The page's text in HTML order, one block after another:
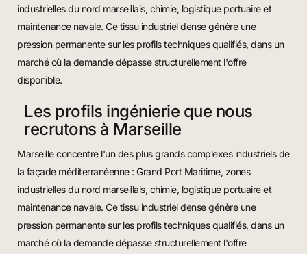
industrielles du nord marseillais, chimie, logistique portuaire et
maintenance navale. Ce tissu industriel dense génère une
pression permanente sur les profils techniques qualifiés, dans un
marché où la demande dépasse structurellement l'offre
disponible.
Les profils ingénierie que nous
recrutons à Marseille
Marseille concentre l'un des plus grands complexes industriels de
la façade méditerranéenne : Grand Port Maritime, zones
industrielles du nord marseillais, chimie, logistique portuaire et
maintenance navale. Ce tissu industriel dense génère une
pression permanente sur les profils techniques qualifiés, dans un
marché où la demande dépasse structurellement l'offre